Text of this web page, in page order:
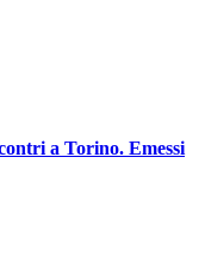
a Torino. Emessi